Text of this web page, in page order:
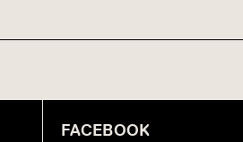
FACEBOOK